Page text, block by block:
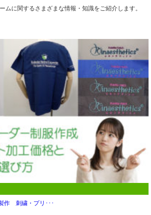
ムに関するさまざまな情報・知識をご紹介します。
作 刺繍・プリ･･･